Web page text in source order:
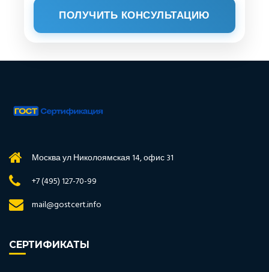
ПОЛУЧИТЬ КОНСУЛЬТАЦИЮ
Москва ул Николоямская 14, офис 31
+7 (495) 127-70-99
mail@gostcert.info
СЕРТИФИКАТЫ